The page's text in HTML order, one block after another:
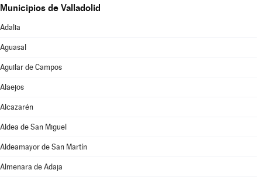
Municipios de Valladolid
Adalia
Aguasal
Aguilar de Campos
Alaejos
Alcazarén
Aldea de San Miguel
Aldeamayor de San Martín
Almenara de Adaja